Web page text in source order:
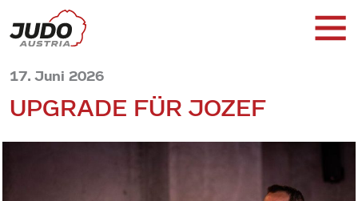
17. Juni 2026
UPGRADE FÜR JOZEF